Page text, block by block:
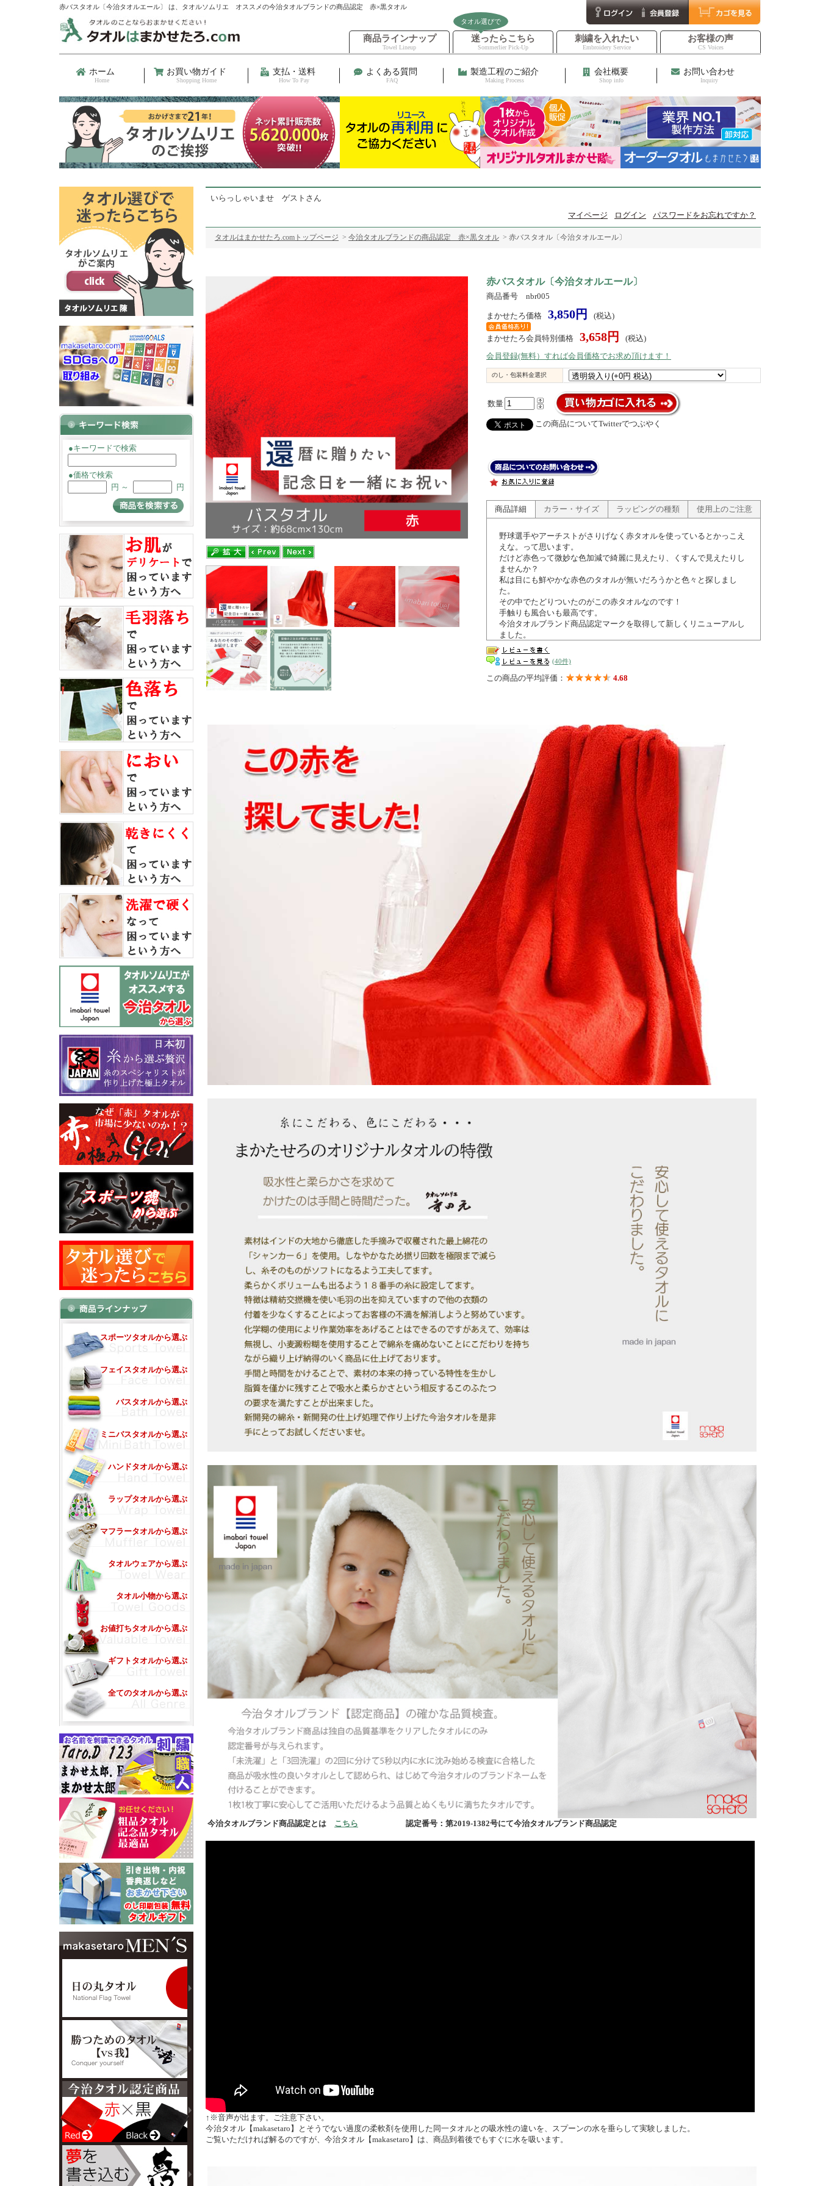
赤バスタオル〔今治タオルエール〕 は、タオルソムリエ オススメの今治タオルブランドの商品認定 赤×黒タオル
商品ラインナップ
Towel Lineup
迷ったらこちら
Sommerlier Pick-Up
タオル選びで
刺繍を入れたい
Embroidery Service
お客様の声
CS Voices
ホーム
Home
お買い物ガイド
Shopping Home
支払・送料
How To Pay
よくある質問
FAQ
製造工程のご紹介
Making Process
会社概要
Shop info
お問い合わせ
Inquiry
●キーワードで検索
●価格で検索
円 ～
円
スポーツタオルから選ぶ
フェイスタオルから選ぶ
バスタオルから選ぶ
ミニバスタオルから選ぶ
ハンドタオルから選ぶ
ラップタオルから選ぶ
マフラータオルから選ぶ
タオルウェアから選ぶ
タオル小物から選ぶ
お値打ちタオルから選ぶ
ギフトタオルから選ぶ
全てのタオルから選ぶ
いらっしゃいませ ゲストさん
マイページ
ログイン パスワードをお忘れですか？
タオルはまかせたろ.comトップページ > 今治タオルブランドの商品認定 赤×黒タオル > 赤バスタオル〔今治タオルエール〕
赤バスタオル〔今治タオルエール〕
商品番号 nbr005
まかせたろ価格 3,850円 (税込)
まかせたろ会員特別価格 3,658円
(税込)
会員登録(無料）すれば会員価格でお求め頂けます！
のし・包装料金選択
数量
この商品についてTwitterでつぶやく
商品詳細 カラー・サイズ ラッピングの種類 使用上のご注意
野球選手やアーチストがさりげなく赤タオルを使っているとかっこえ
えな。って思います。
だけど赤色って微妙な色加減で綺麗に見えたり、くすんで見えたりし
ませんか？
私は目にも鮮やかな赤色のタオルが無いだろうかと色々と探しまし
た。
その中でたどりついたのがこの赤タオルなのです！
手触りも風合いも最高です。
今治タオルブランド商品認定マークを取得して新しくリニューアルし
ました。
若い方には勿論のとこながら、よく還暦の御祝いにご利用いただける
方も多くて 大好評をいただいております！ もちろん贈り物包装もさ
せていただきますね。
同じシリーズで黒のタオルと２カラーで展開しております。
■認定番号：第2019-1382号
■今治タオルの特徴動画はこちら
●刺繍加工も行います
専用ページはこちら
(40件)
この商品の平均評価： 4.68
今治タオルブランド商品認定とは こちら 認定番号：第2019-1382号にて今治タオルブランド商品認定
↑※音声が出ます。ご注意下さい。
今治タオル【makasetaro】とそうでない過度の柔軟剤を使用した同一タオルとの吸水性の違いを、スプーンの水を垂らして実験しました。
ご覧いただければ解るのですが、今治タオル【makasetaro】は、商品到着後でもすぐに水を吸います。